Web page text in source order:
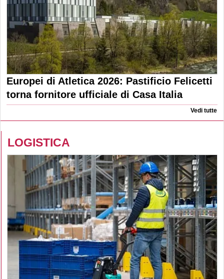
Europei di Atletica 2026: Pastificio Felicetti
torna fornitore ufficiale di Casa Italia
Vedi tutte
LOGISTICA